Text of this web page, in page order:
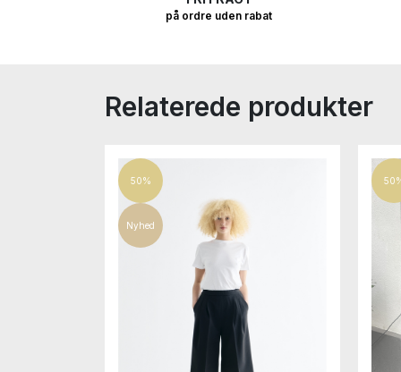
på ordre uden rabat
Relaterede produkter
50%
Nyhed